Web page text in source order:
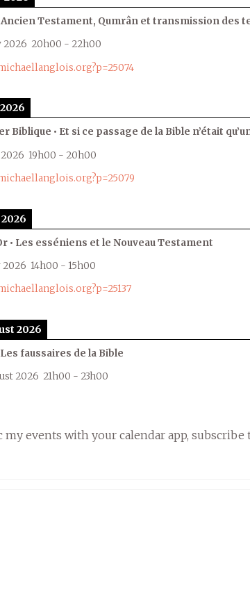
Ancien Testament, Qumrân et transmission des
2026 20h00 - 22h00
Biblique • Et si ce passage de la Bible n’était
2026 19h00 - 20h00
2026
• Les esséniens et le Nouveau Testament
2026 14h00 - 15h00
2026
faussaires de la Bible
2026 21h00 - 23h00
my events with your calendar app, subscribe